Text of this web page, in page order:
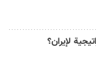
لإيران؟